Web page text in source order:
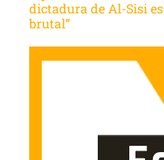
dictadura de Al-Sisi es
brutal”